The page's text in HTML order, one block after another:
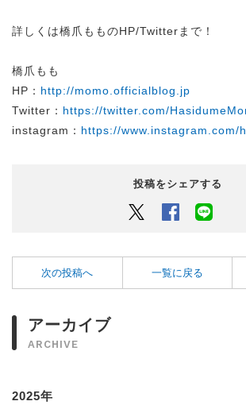
詳しくは橋爪もものHP/Twitterまで！
橋爪もも
HP： http://momo.officialblog.jp
Twitter： https://twitter.com/
instagram： https://www.instagram.com/
投稿をシェアする
Twitter Facebook
次の投稿へ 一覧に戻る
アーカイブ
ARCHIVE
2025年